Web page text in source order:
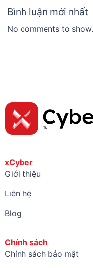
Bình luận mới nhất
No comments to show.
xCyber
Giới thiệu
Liên hệ
Blog
Chính sách
Chính sách bảo mật